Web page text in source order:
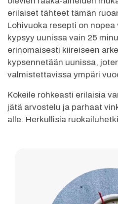
erilaiset tähteet tämän
Lohivuoka resepti on
kypsyy uunissa vain 25
erinomaisesti kiireiseen
kypsennetään uunissa,
valmistettavissa ympäri
Kokeile rohkeasti erilaisia
jätä arvostelu ja parhaat
alle. Herkullisia